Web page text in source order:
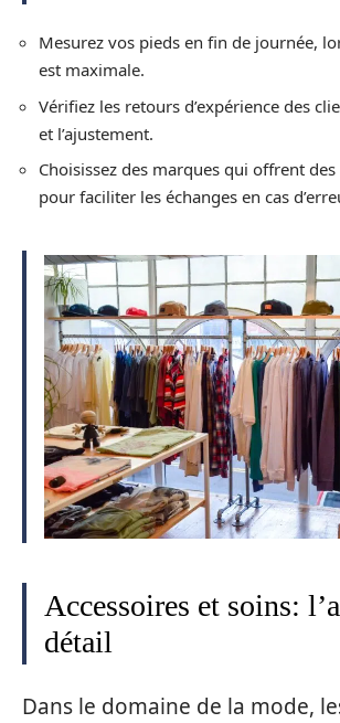
Mesurez vos pieds en fin de journée,
est maximale.
Vérifiez les retours d’expérience des
et l’ajustement.
Choisissez des marques qui offrent
pour faciliter les échanges en cas
Accessoires et soins:
détail
Dans le domaine de la mode,